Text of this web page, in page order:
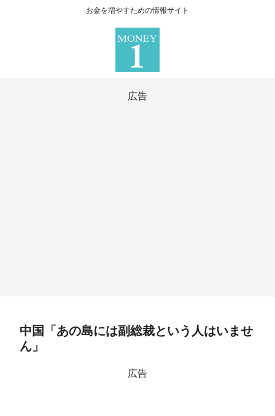
お金を増やすための情報サイト
広告
中国「あの島には副総裁という人はいませ
ん」
広告